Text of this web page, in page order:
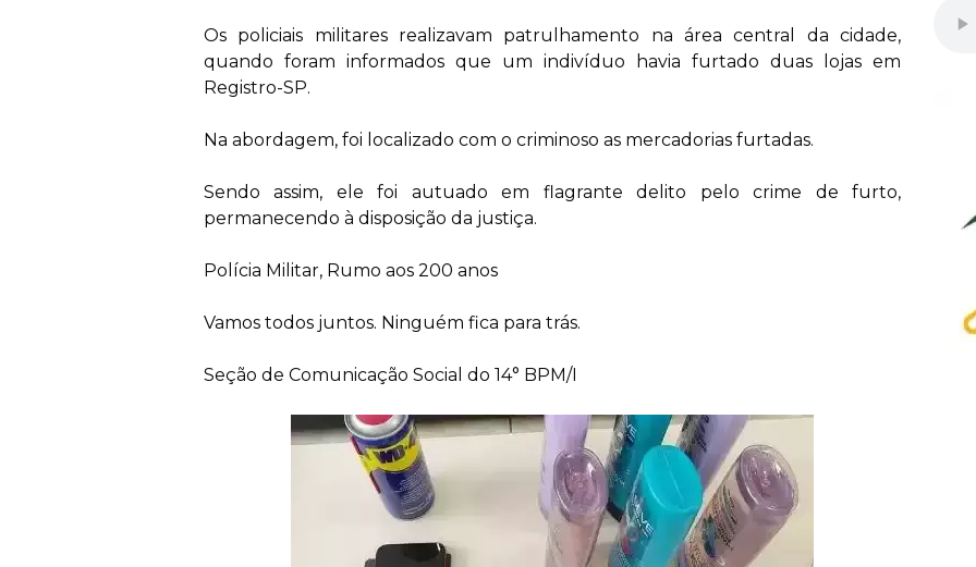
Os policiais militares realizavam patrulhamento na área central da cidade,
quando foram informados que um indivíduo havia furtado duas lojas em
Registro-SP.
Na abordagem, foi localizado com o criminoso as mercadorias furtadas.
Sendo assim, ele foi autuado em flagrante delito pelo crime de furto,
permanecendo à disposição da justiça.
Polícia Militar, Rumo aos 200 anos
Vamos todos juntos. Ninguém fica para trás.
Seção de Comunicação Social do 14° BPM/I